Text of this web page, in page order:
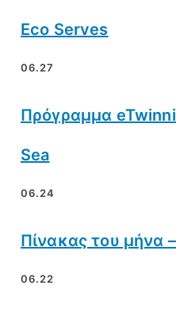
Eco Serves
06.27
Πρόγραμμα
Sea
06.24
Πίνακας του μήνα –
06.22